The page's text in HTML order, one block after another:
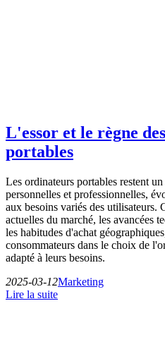
L'essor et le règne
portables
Les ordinateurs portables restent
personnelles et professionnelles,
aux besoins variés des utilisateurs.
actuelles du marché, les avancées
les habitudes d'achat
consommateurs dans le choix de
adapté à leurs besoins.
2025-03-12Marketing
Lire la suite